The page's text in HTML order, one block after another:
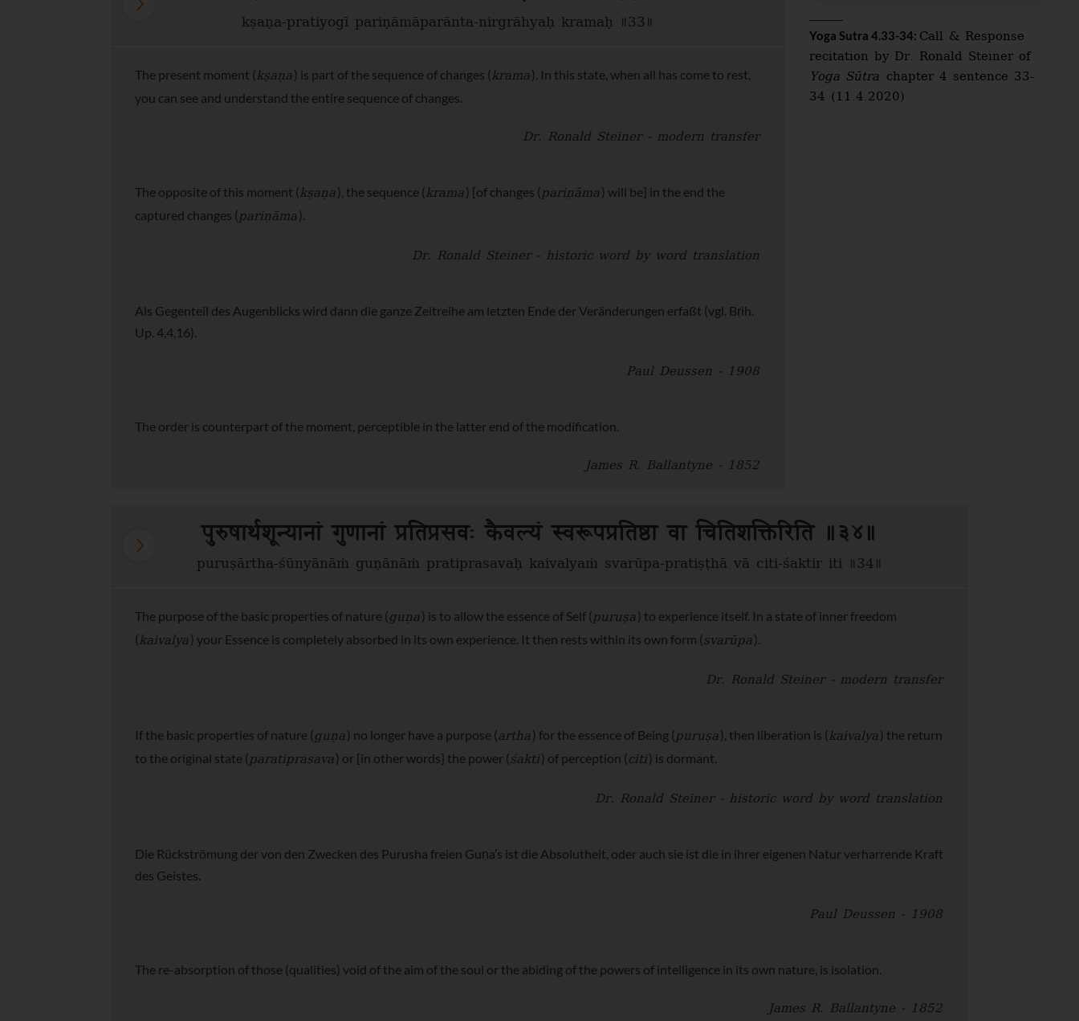
Yoga Sutra 4.33-34: Call & Response
recitation by Dr. Ronald Steiner of
Yoga Sūtra chapter 4 sentence 33-
34 (11.4.2020)
kṣaṇa-pratiyogī pariṇāmāparānta-nirgrāhyaḥ kramaḥ ॥33॥
The present moment (kṣaṇa ) is part of the sequence of changes (krama ). In this state, when all has come to rest,
you can see and understand the entire sequence of changes.
Dr. Ronald Steiner - modern transfer
The opposite of this moment (kṣaṇa ), the sequence (krama ) [of changes (pariṇāma ) will be] in the end the
captured changes (pariṇāma ).
Dr. Ronald Steiner - historic word by word translation
Als Gegenteil des Augenblicks wird dann die ganze Zeitreihe am letzten Ende der Veränderungen erfaßt (vgl. Bṛih.
Up. 4,4,16).
Paul Deussen - 1908
The order is counterpart of the moment, perceptible in the latter end of the modification.
James R. Ballantyne - 1852
पुरुषार्थशून्यानां गुणानां प्रतिप्रसवः कैवल्यं स्वरूपप्रतिष्ठा वा चितिशक्तिरिति ॥३४॥
puruṣārtha-śūnyānāṁ guṇānāṁ pratiprasavaḥ kaivalyaṁ svarūpa-pratiṣṭhā vā citi-śaktir iti ॥34॥
The purpose of the basic properties of nature (guṇa ) is to allow the essence of Self (puruṣa ) to experience itself. In a state of inner freedom
(kaivalya ) your Essence is completely absorbed in its own experience. It then rests within its own form (svarūpa ).
Dr. Ronald Steiner - modern transfer
If the basic properties of nature (guṇa ) no longer have a purpose (artha ) for the essence of Being (puruṣa ), then liberation is (kaivalya ) the return
to the original state (paratiprasava ) or [in other words] the power (śakti) of perception (citi) is dormant.
Dr. Ronald Steiner - historic word by word translation
Die Rückströmung der von den Zwecken des Purusha freien Guṇa’s ist die Absolutheit, oder auch sie ist die in ihrer eigenen Natur verharrende Kraft
des Geistes.
Paul Deussen - 1908
The re-absorption of those (qualities) void of the aim of the soul or the abiding of the powers of intelligence in its own nature, is isolation.
James R. Ballantyne - 1852